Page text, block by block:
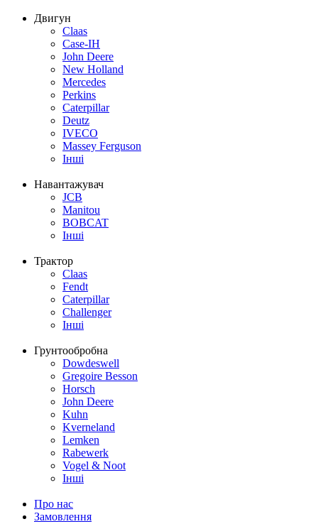
Двигун
Claas
Case-IH
John Deere
New Holland
Mercedes
Perkins
Caterpillar
Deutz
IVECO
Massey Ferguson
Інші
Навантажувач
JCB
Manitou
BOBCAT
Інші
Трактор
Claas
Fendt
Caterpillar
Challenger
Інші
Грунтообробна
Dowdeswell
Gregoire Besson
Horsch
John Deere
Kuhn
Kverneland
Lemken
Rabewerk
Vogel & Noot
Інші
Про нас
Замовлення